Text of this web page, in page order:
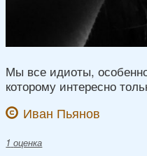
Мы все идиоты,
которому интересно
Иван Пьянов
1 оценка